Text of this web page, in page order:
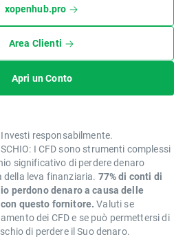
xopenhub.pro
Area Clienti
Apri un Conto
responsabilmente.
I CFD sono strumenti complessi
significativo di perdere denaro
leva finanziaria. 77% di conti di
perdono denaro a causa delle
questo fornitore. Valuti se
dei CFD e se può permettersi di
di perdere il Suo denaro.